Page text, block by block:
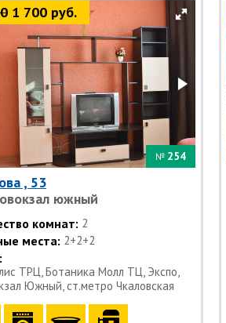
1 700 руб.
№ 254
, 53
южный
комнат: 2
места: 2+2+2
ТРЦ, Ботаника Молл ТЦ, Экспо,
Южный, ст.метро Чкаловская